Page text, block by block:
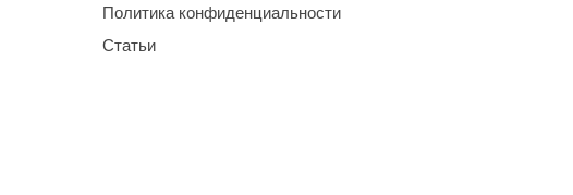
Политика конфиденциальности
Статьи